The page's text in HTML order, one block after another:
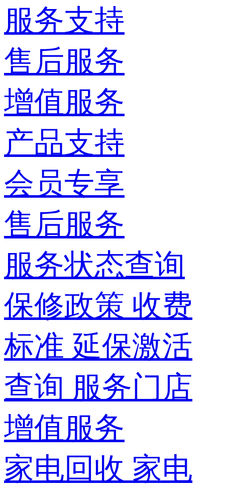
服务支持
售后服务
增值服务
产品支持
会员专享
售后服务
服务状态查询
保修政策 收费
标准 延保激活
查询 服务门店
增值服务
家电回收 家电